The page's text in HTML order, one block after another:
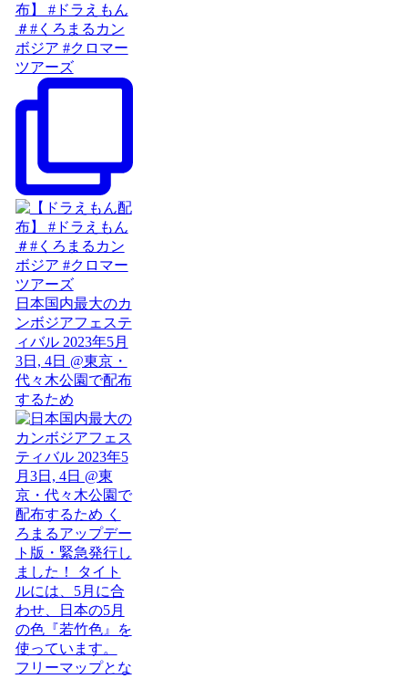
布】 #ドラえもん
＃#くろまるカン
ボジア #クロマー
ツアーズ
日本国内最大のカ
ンボジアフェステ
ィバル 2023年5月
3日, 4日 @東京・
代々木公園で配布
するため